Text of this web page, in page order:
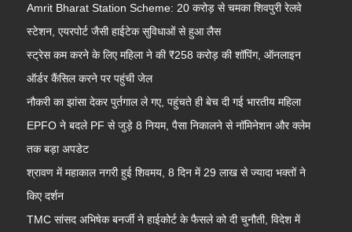
Amrit Bharat Station Scheme: 20 करोड़ से चमका शिवपुरी रेलवे
स्टेशन, एयरपोर्ट जैसी हाईटेक सुविधाओं से हुआ लैस
स्ट्रेस कम करने के लिए महिला ने की ₹258 करोड़ की शॉपिंग, ऑनलाइन
ऑर्डर कैंसिल करने पर पहुंची जेल
नौकरी का झांसा देकर पुर्तगाल ले गए, पहुंचते ही बेच दी गई भारतीय महिला
EPFO ने बदले PF से जुड़े 8 नियम, पैसा निकालने से नॉमिनेशन और क्लेम
तक बड़ा अपडेट
श्रावण में महाकाल नगरी हुई शिवमय, 8 दिन में 29 लाख से ज्यादा भक्तों ने
किए दर्शन
TMC सांसद अभिषेक बनर्जी ने हाईकोर्ट के फैसले को दी चुनौती, विदेश में